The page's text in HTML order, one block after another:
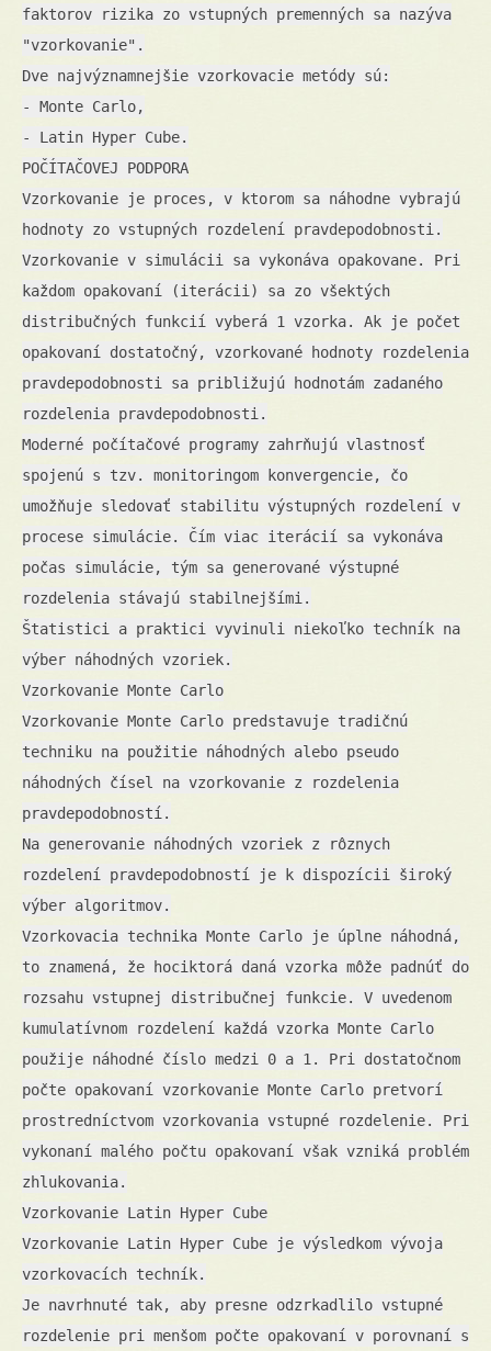
faktorov rizika zo vstupných premenných sa nazýva
"vzorkovanie".
Dve najvýznamnejšie vzorkovacie metódy sú:
- Monte Carlo,
- Latin Hyper Cube.
POČÍTAČOVEJ PODPORA
Vzorkovanie je proces, v ktorom sa náhodne vybrajú
hodnoty zo vstupných rozdelení pravdepodobnosti.
Vzorkovanie v simulácii sa vykonáva opakovane. Pri
každom opakovaní (iterácii) sa zo všektých
distribučných funkcií vyberá 1 vzorka. Ak je počet
opakovaní dostatočný, vzorkované hodnoty rozdelenia
pravdepodobnosti sa približujú hodnotám zadaného
rozdelenia pravdepodobnosti.
Moderné počítačové programy zahrňujú vlastnosť
spojenú s tzv. monitoringom konvergencie, čo
umožňuje sledovať stabilitu výstupných rozdelení v
procese simulácie. Čím viac iterácií sa vykonáva
počas simulácie, tým sa generované výstupné
rozdelenia stávajú stabilnejšími.
Štatistici a praktici vyvinuli niekoľko techník na
výber náhodných vzoriek.
Vzorkovanie Monte Carlo
Vzorkovanie Monte Carlo predstavuje tradičnú
techniku na použitie náhodných alebo pseudo
náhodných čísel na vzorkovanie z rozdelenia
pravdepodobností.
Na generovanie náhodných vzoriek z rôznych
rozdelení pravdepodobností je k dispozícii široký
výber algoritmov.
Vzorkovacia technika Monte Carlo je úplne náhodná,
to znamená, že hociktorá daná vzorka môže padnúť do
rozsahu vstupnej distribučnej funkcie. V uvedenom
kumulatívnom rozdelení každá vzorka Monte Carlo
použije náhodné číslo medzi 0 a 1. Pri dostatočnom
počte opakovaní vzorkovanie Monte Carlo pretvorí
prostredníctvom vzorkovania vstupné rozdelenie. Pri
vykonaní malého počtu opakovaní však vzniká problém
zhlukovania.
Vzorkovanie Latin Hyper Cube
Vzorkovanie Latin Hyper Cube je výsledkom vývoja
vzorkovacích techník.
Je navrhnuté tak, aby presne odzrkadlilo vstupné
rozdelenie pri menšom počte opakovaní v porovnaní s